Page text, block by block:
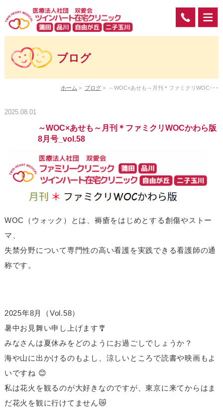
ブログ
ホーム > ブログ > ～WOC×あせも～月刊＊ファミクリWOC･･･
2025.08.01
～WOC×あせも～月刊＊ファミクリWOCかわら版
8月号_vol.58
WOC（ウォック）とは、褥瘡をはじめとする創傷やストー
マ、
失禁分野について専門性の高い看護を実践できる看護師の通
称です。
2025年8月（Vol.58）
暑中お見舞い申し上げます🎐
みなさんは夏休みをどのようにお過ごしでしょうか？
海や山に出かけるのもよし、涼しいところで読書や映画もよ
いですね 😊
私は花火を観るのが大好きなのですが、東京に来てからはま
だ花火を観に行けてません😿